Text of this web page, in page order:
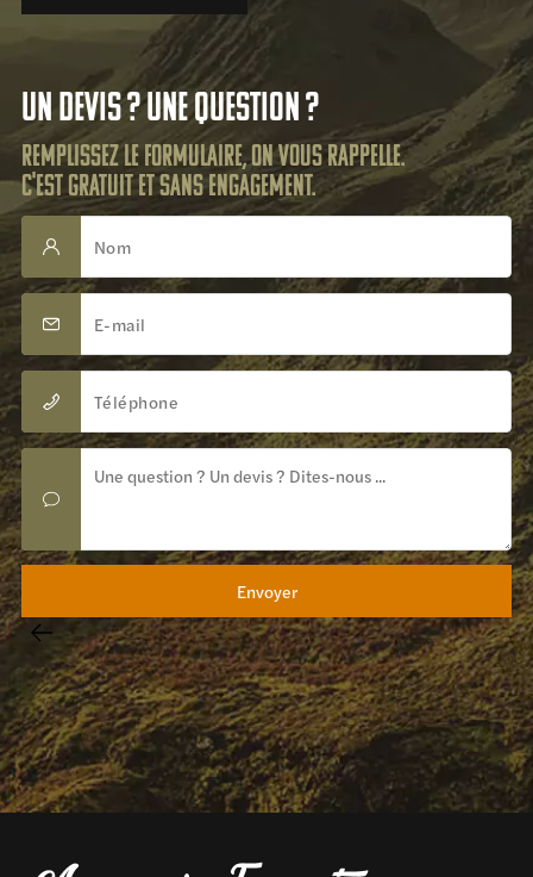
Un devis ? Une question ?
Remplissez le formulaire, on vous rappelle.
C'est gratuit et sans engagement.